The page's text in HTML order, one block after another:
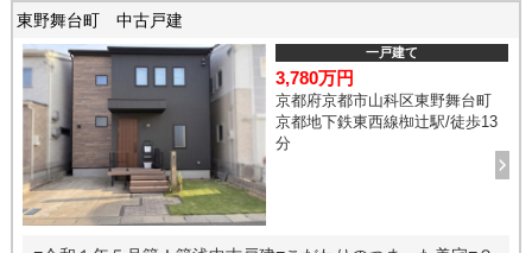
一戸建て
3,780万円
京都府京都市山科区東野舞台町
京都地下鉄東西線椥辻駅/徒歩13
分
東野舞台町 中古戸建